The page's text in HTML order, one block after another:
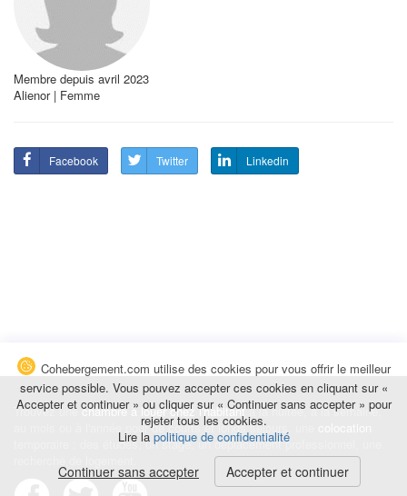
Membre depuis avril 2023
Alienor | Femme
Facebook Twitter Linkedin
Trouvez unechambre à louer chez l'habitantà la nuitée, à la semaine,
au mois ou à l'année pour de courts et longs séjours, une
temporaire : des études, un stage, un déplacement professionnel, une
Cohebergement.com utilise des cookies pour vous offrir le meilleur
service possible. Vous pouvez accepter ces cookies en cliquant sur «
Accepter et continuer » ou cliquer sur « Continuer sans accepter » pour
rejeter tous les cookies.
Lire la politique de confidentialité
Continuer sans accepter Accepter et continuer